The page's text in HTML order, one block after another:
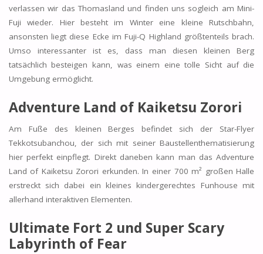
verlassen wir das Thomasland und finden uns sogleich am Mini-
Fuji wieder. Hier besteht im Winter eine kleine Rutschbahn,
ansonsten liegt diese Ecke im Fuji-Q Highland größtenteils brach.
Umso interessanter ist es, dass man diesen kleinen Berg
tatsächlich besteigen kann, was einem eine tolle Sicht auf die
Umgebung ermöglicht.
Adventure Land of Kaiketsu Zorori
Am Fuße des kleinen Berges befindet sich der Star-Flyer
Tekkotsubanchou, der sich mit seiner Baustellenthematisierung
hier perfekt einpflegt. Direkt daneben kann man das Adventure
Land of Kaiketsu Zorori erkunden. In einer 700 m² großen Halle
erstreckt sich dabei ein kleines kindergerechtes Funhouse mit
allerhand interaktiven Elementen.
Ultimate Fort 2 und Super Scary
Labyrinth of Fear